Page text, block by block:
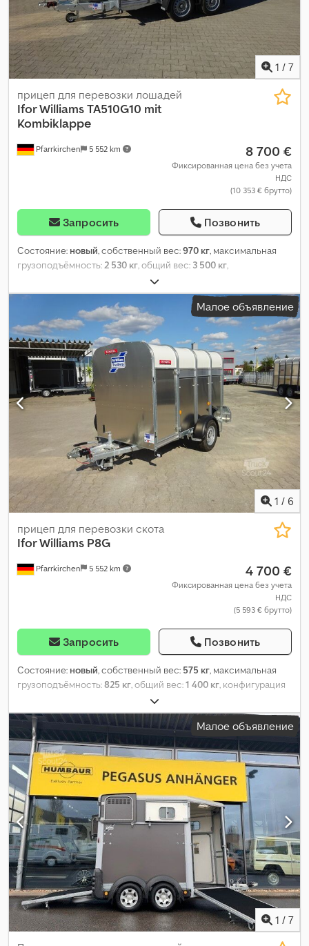
1 / 7
Pfarrkirchen 5 552 km
прицеп для перевозки лошадей
Ifor WilliamsTA510G10 mit
Kombiklappe
8 700 €
Фиксированная цена без учета
НДС
(10 353 € брутто)
Запросить Позвонить
Состояние: новый, собственный вес:970 кг, максимальная
грузоподъёмность:2 530 кг, общий вес: 3 500 кг,
, длина грузового отсека:
ширина пространства для загрузки:1 780 мм, высота
грузового отсека:1 830 мм, подвеска:
параболическая
рессорная пластина, размер шины: 175/75 R16 C, цвет:
серебристый,
Малое объявление
1 / 6
Pfarrkirchen 5 552 km
прицеп для перевозки скота
Ifor Williams P8G
4 700 €
Фиксированная цена без учета
НДС
(5 593 € брутто)
Запросить Позвонить
Состояние: новый, собственный вес: 575 кг, максимальная
грузоподъёмность:825 кг, общий вес:1 400 кг, конфигурация
, длина грузового отсека:
пространства для загрузки:1 240 мм, высота грузового
отсека:
1 440 мм , подвеска:параболическая рессорная
пластина, размер шины:165 R13 C , цвет: серебристый
Малое объявление
1 / 7